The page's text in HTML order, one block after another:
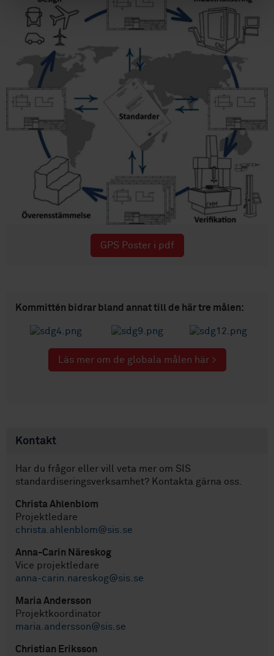
GPS Poster i pdf
Kommittén bidrar bland annat till de här tre målen:
Läs mer om de globala målen här >
Kontakt
Har du frågor eller vill veta mer om SIS
standardiseringsverksamhet? Kontakta gärna oss.
Christa Ahlenblom
Projektledare
christa.ahlenblom@sis.se
Anna-Carin Näreskog
Vice projektledare
anna-carin.nareskog@sis.se
Maria Andersson
Projektkoordinator
maria.andersson@sis.se
Christian Eriksson